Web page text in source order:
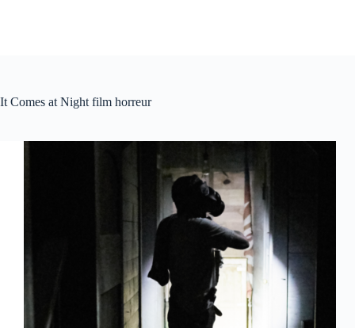
It Comes at Night film horreur